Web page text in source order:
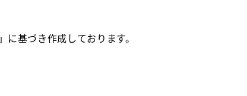
基づき作成しております。